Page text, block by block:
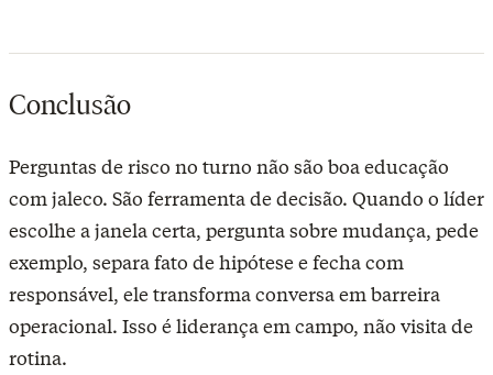
Conclusão
Perguntas de risco no turno não são boa educação
com jaleco. São ferramenta de decisão. Quando o líder
escolhe a janela certa, pergunta sobre mudança, pede
exemplo, separa fato de hipótese e fecha com
responsável, ele transforma conversa em barreira
operacional. Isso é liderança em campo, não visita de
rotina.